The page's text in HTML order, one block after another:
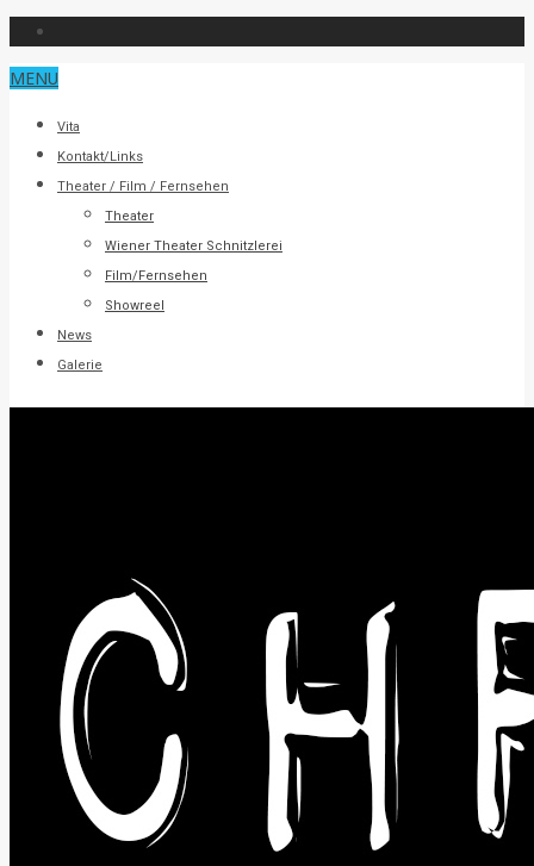
MENU
Vita
Kontakt/Links
Theater / Film / Fernsehen
Theater
Wiener Theater Schnitzlerei
Film/Fernsehen
Showreel
News
Galerie